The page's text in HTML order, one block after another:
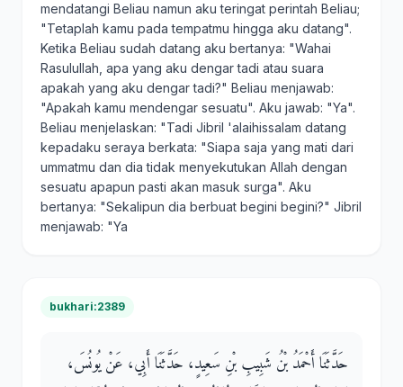
mendatangi Beliau namun aku teringat perintah Beliau;
"Tetaplah kamu pada tempatmu hingga aku datang".
Ketika Beliau sudah datang aku bertanya: "Wahai
Rasulullah, apa yang aku dengar tadi atau suara
apakah yang aku dengar tadi?" Beliau menjawab:
"Apakah kamu mendengar sesuatu". Aku jawab: "Ya".
Beliau menjelaskan: "Tadi Jibril 'alaihissalam datang
kepadaku seraya berkata: "Siapa saja yang mati dari
ummatmu dan dia tidak menyekutukan Allah dengan
sesuatu apapun pasti akan masuk surga". Aku
bertanya: "Sekalipun dia berbuat begini begini?" Jibril
menjawab: "Ya
bukhari:2389
حَدَّثَنَا أَحْمَدُ بْنُ شَبِيبِ بْنِ سَعِيدٍ، حَدَّثَنَا أَبِي، عَنْ يُونُسَ،